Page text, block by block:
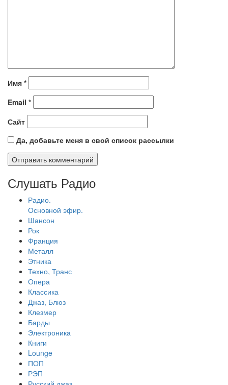
Имя *
Email *
Сайт
Да, добавьте меня в свой список рассылки
Слушать Радио
Радио.
Основной эфир.
Шансон
Рок
Франция
Металл
Этника
Техно, Транс
Опера
Классика
Джаз, Блюз
Клезмер
Барды
Электроника
Книги
Lounge
ПОП
РЭП